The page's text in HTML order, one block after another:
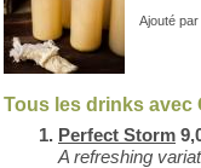
Ajouté par
Tous les drinks avec
Perfect Storm
A refreshing